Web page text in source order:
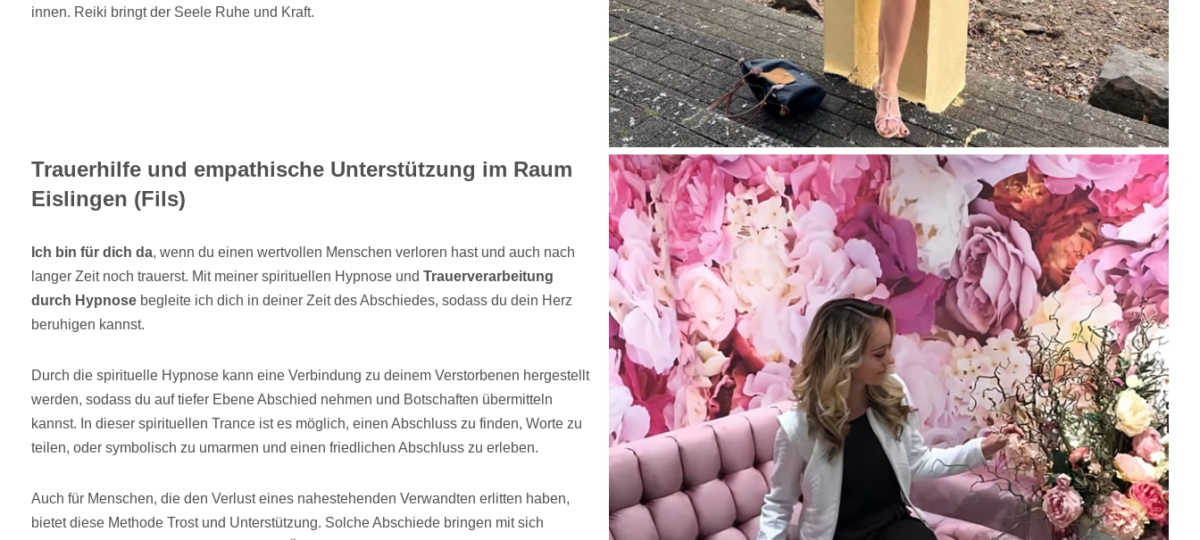
innen. Reiki bringt der Seele Ruhe und Kraft.
Trauerhilfe und empathische Unterstützung im Raum
Eislingen (Fils)
Ich bin für dich da, wenn du einen wertvollen Menschen verloren hast und auch nach
langer Zeit noch trauerst. Mit meiner spirituellen Hypnose und Trauerverarbeitung
durch Hypnose begleite ich dich in deiner Zeit des Abschiedes, sodass du dein Herz
beruhigen kannst.
Durch die spirituelle Hypnose kann eine Verbindung zu deinem Verstorbenen hergestellt
werden, sodass du auf tiefer Ebene Abschied nehmen und Botschaften übermitteln
kannst. In dieser spirituellen Trance ist es möglich, einen Abschluss zu finden, Worte zu
teilen, oder symbolisch zu umarmen und einen friedlichen Abschluss zu erleben.
Auch für Menschen, die den Verlust eines nahestehenden Verwandten erlitten haben,
bietet diese Methode Trost und Unterstützung. Solche Abschiede bringen mit sich